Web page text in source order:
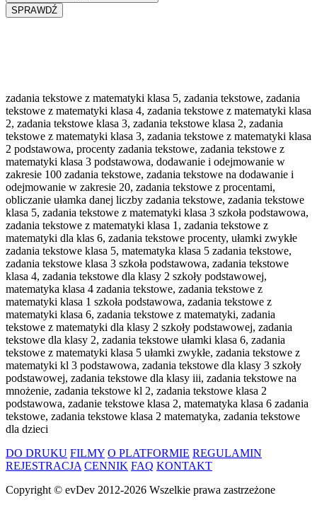
zadania tekstowe z matematyki klasa 5, zadania tekstowe, zadania
tekstowe z matematyki klasa 4, zadania tekstowe z matematyki klasa
2, zadania tekstowe klasa 3, zadania tekstowe klasa 2, zadania
tekstowe z matematyki klasa 3, zadania tekstowe z matematyki klasa
2 podstawowa, procenty zadania tekstowe, zadania tekstowe z
matematyki klasa 3 podstawowa, dodawanie i odejmowanie w
zakresie 100 zadania tekstowe, zadania tekstowe na dodawanie i
odejmowanie w zakresie 20, zadania tekstowe z procentami,
obliczanie ułamka danej liczby zadania tekstowe, zadania tekstowe
klasa 5, zadania tekstowe z matematyki klasa 3 szkoła podstawowa,
zadania tekstowe z matematyki klasa 1, zadania tekstowe z
matematyki dla klas 6, zadania tekstowe procenty, ułamki zwykłe
zadania tekstowe klasa 5, matematyka klasa 5 zadania tekstowe,
zadania tekstowe klasa 3 szkoła podstawowa, zadania tekstowe
klasa 4, zadania tekstowe dla klasy 2 szkoły podstawowej,
matematyka klasa 4 zadania tekstowe, zadania tekstowe z
matematyki klasa 1 szkoła podstawowa, zadania tekstowe z
matematyki klasa 6, zadania tekstowe z matematyki, zadania
tekstowe z matematyki dla klasy 2 szkoły podstawowej, zadania
tekstowe dla klasy 2, zadania tekstowe ułamki klasa 6, zadania
tekstowe z matematyki klasa 5 ułamki zwykłe, zadania tekstowe z
matematyki kl 3 podstawowa, zadania tekstowe dla klasy 3 szkoły
podstawowej, zadania tekstowe dla klasy iii, zadania tekstowe na
mnożenie, zadania tekstowe kl 2, zadania tekstowe klasa 2
podstawowa, zadanie tekstowe klasa 2, matematyka klasa 6 zadania
tekstowe, zadania tekstowe klasa 2 matematyka, zadania tekstowe
dla dzieci
DO DRUKU FILMY O PLATFORMIE REGULAMIN
REJESTRACJA CENNIK FAQ KONTAKT
Copyright © evDev 2012-2026 Wszelkie prawa zastrzeżone